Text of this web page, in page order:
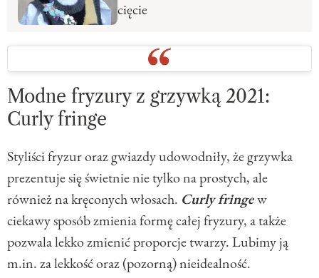
cięcie
Modne fryzury z grzywką 2021:
Curly fringe
Styliści fryzur oraz gwiazdy udowodniły, że grzywka
prezentuje się świetnie nie tylko na prostych, ale
również na kręconych włosach. Curly fringew
ciekawy sposób zmienia formę całej fryzury, a także
pozwala lekko zmienić proporcje twarzy. Lubimy ją
m.in. za lekkość oraz (pozorną) nieidealność.